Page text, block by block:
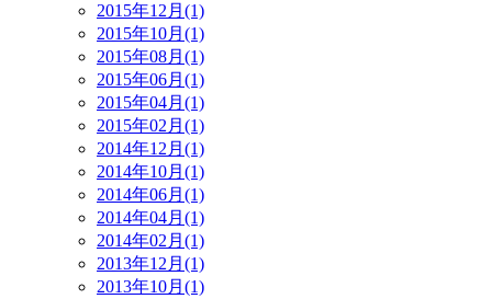
2015年12月(1)
2015年10月(1)
2015年08月(1)
2015年06月(1)
2015年04月(1)
2015年02月(1)
2014年12月(1)
2014年10月(1)
2014年06月(1)
2014年04月(1)
2014年02月(1)
2013年12月(1)
2013年10月(1)